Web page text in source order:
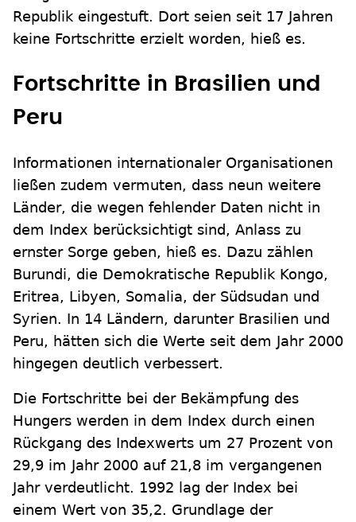
Republik eingestuft. Dort seien seit 17 Jahren
keine Fortschritte erzielt worden, hieß es.
Fortschritte in Brasilien und
Peru
Informationen internationaler Organisationen
ließen zudem vermuten, dass neun weitere
Länder, die wegen fehlender Daten nicht in
dem Index berücksichtigt sind, Anlass zu
ernster Sorge geben, hieß es. Dazu zählen
Burundi, die Demokratische Republik Kongo,
Eritrea, Libyen, Somalia, der Südsudan und
Syrien. In 14 Ländern, darunter Brasilien und
Peru, hätten sich die Werte seit dem Jahr 2000
hingegen deutlich verbessert.
Die Fortschritte bei der Bekämpfung des
Hungers werden in dem Index durch einen
Rückgang des Indexwerts um 27 Prozent von
29,9 im Jahr 2000 auf 21,8 im vergangenen
Jahr verdeutlicht. 1992 lag der Index bei
einem Wert von 35,2. Grundlage der